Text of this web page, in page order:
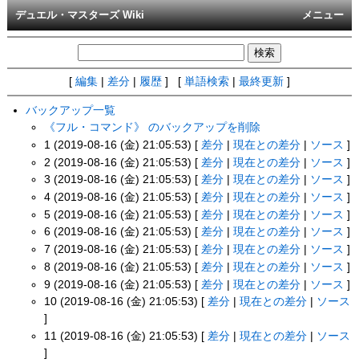
メニュー
デュエル・マスターズ Wiki
[ 編集 差分 履歴 ] [ 単語検索 最終更新 ]
バックアップ一覧
《フル・コマンド》 のバックアップを削除
1 (2019-08-16 (金) 21:05:53) [ 差分 |現在との差分 ソース ]
2 (2019-08-16 (金) 21:05:53) [ 差分 |現在との差分 ソース ]
3 (2019-08-16 (金) 21:05:53) [ 差分 |現在との差分 ソース ]
4 (2019-08-16 (金) 21:05:53) [ 差分 |現在との差分 ソース ]
5 (2019-08-16 (金) 21:05:53) [ 差分 |現在との差分 ソース ]
6 (2019-08-16 (金) 21:05:53) [ 差分 |現在との差分 ソース ]
7 (2019-08-16 (金) 21:05:53) [ 差分 |現在との差分 ソース ]
8 (2019-08-16 (金) 21:05:53) [ 差分 |現在との差分 ソース ]
9 (2019-08-16 (金) 21:05:53) [ 差分 |現在との差分 | ソース ]
10 (2019-08-16 (金) 21:05:53) [ 差分 |現在との差分
ソース
]
11 (2019-08-16 (金) 21:05:53) [ 差分 |現在との差分
ソース
]